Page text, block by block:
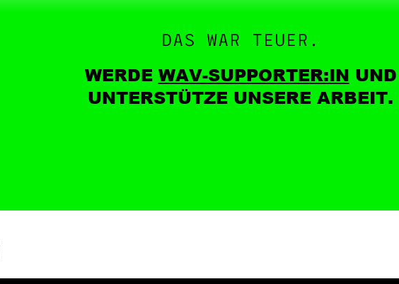
DAS WAR TEUER.
WERDE WAV-SUPPORTER:IN UND
UNTERSTÜTZE UNSERE ARBEIT.